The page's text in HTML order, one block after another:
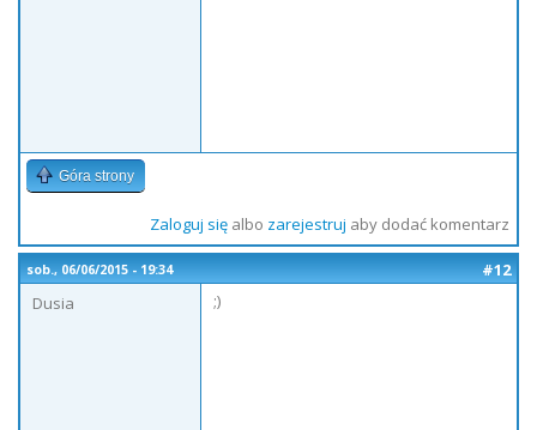
Góra strony
Zaloguj sięalbo zarejestruj aby dodać komentarz
sob., 06/06/2015 - 19:34
#12
Dusia
;)